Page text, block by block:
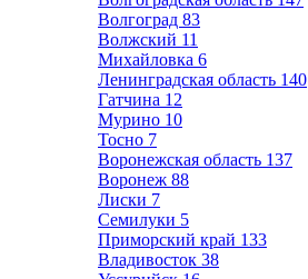
Волгоград 83
Волжский 11
Михайловка 6
Ленинградская область 140
Гатчина 12
Мурино 10
Тосно 7
Воронежская область 137
Воронеж 88
Лиски 7
Семилуки 5
Приморский край 133
Владивосток 38